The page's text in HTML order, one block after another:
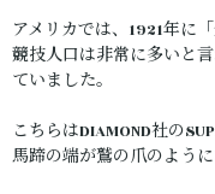
アメリカでは、1921年に
競技人口は非常に多いと
ていました。
こちらはDIAMOND社の
馬蹄の端が鷲の爪のよう